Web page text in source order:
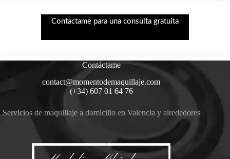
Contactame para una consulta gratuita
Contáctame
contact@momentodemaquillaje.com
(+34) 607 01 64 76
Servicios de maquillaje a domicilio en Valencia y alrededores